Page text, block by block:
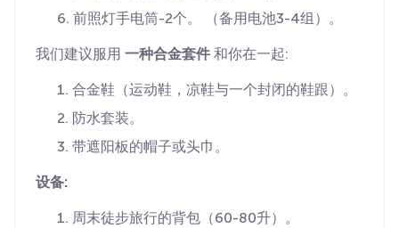
前照灯手电筒-2个。 （备用电池3-4组）。
我们建议服用 一种合金套件 和你在一起:
合金鞋（运动鞋，凉鞋与一个封闭的鞋跟）。
防水套装。
带遮阳板的帽子或头巾。
设备:
周末徒步旅行的背包（60-80升）。